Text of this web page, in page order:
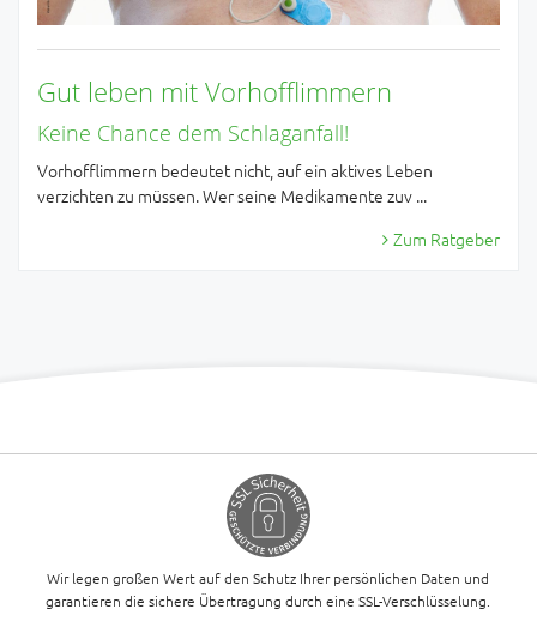
Gut leben mit Vorhofflimmern
Keine Chance dem Schlaganfall!
Vorhofflimmern bedeutet nicht, auf ein aktives Leben
verzichten zu müssen. Wer seine Medikamente zuv ...
Zum Ratgeber
Wir legen großen Wert auf den Schutz Ihrer persönlichen Daten und
garantieren die sichere Übertragung durch eine SSL-Verschlüsselung.